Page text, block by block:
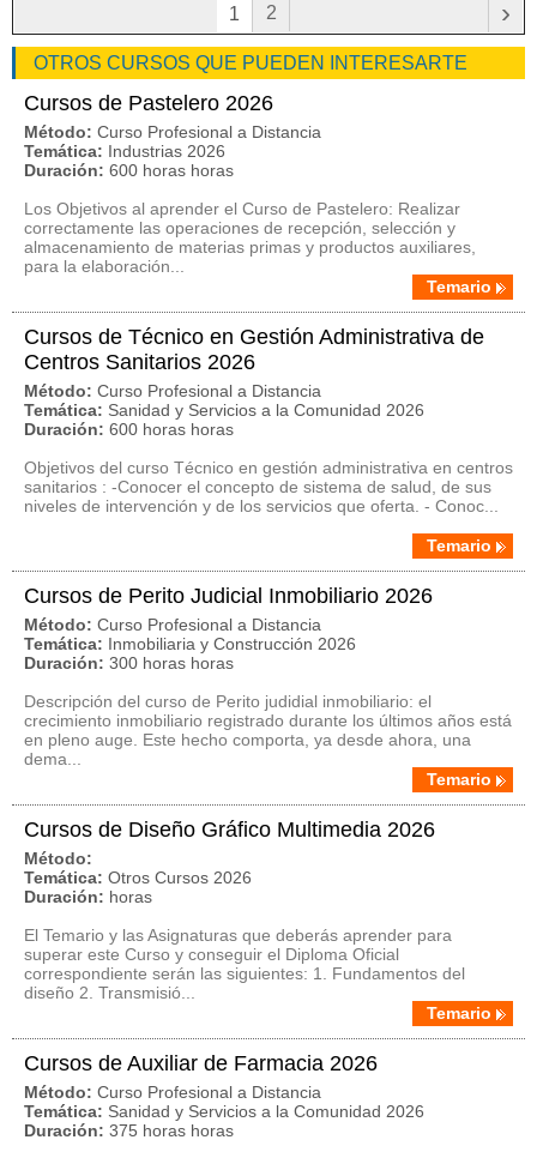
1 2 ›
OTROS CURSOS QUE PUEDEN INTERESARTE
Cursos de Pastelero 2026
Método: Curso Profesional a Distancia
Temática: Industrias 2026
Duración: 600 horas horas
Los Objetivos al aprender el Curso de Pastelero: Realizar
correctamente las operaciones de recepción, selección y
almacenamiento de materias primas y productos auxiliares,
para la elaboración...
Temario
Cursos de Técnico en Gestión Administrativa de
Centros Sanitarios 2026
Método: Curso Profesional a Distancia
Temática: Sanidad y Servicios a la Comunidad 2026
Duración: 600 horas horas
Objetivos del curso Técnico en gestión administrativa en centros
sanitarios : -Conocer el concepto de sistema de salud, de sus
niveles de intervención y de los servicios que oferta. - Conoc...
Temario
Cursos de Perito Judicial Inmobiliario 2026
Método: Curso Profesional a Distancia
Temática: Inmobiliaria y Construcción 2026
Duración: 300 horas horas
Descripción del curso de Perito judidial inmobiliario: el
crecimiento inmobiliario registrado durante los últimos años está
en pleno auge. Este hecho comporta, ya desde ahora, una
dema...
Temario
Cursos de Diseño Gráfico Multimedia 2026
Método:
Temática: Otros Cursos 2026
Duración: horas
El Temario y las Asignaturas que deberás aprender para
superar este Curso y conseguir el Diploma Oficial
correspondiente serán las siguientes: 1. Fundamentos del
diseño 2. Transmisió...
Temario
Cursos de Auxiliar de Farmacia 2026
Método: Curso Profesional a Distancia
Temática: Sanidad y Servicios a la Comunidad 2026
Duración: 375 horas horas